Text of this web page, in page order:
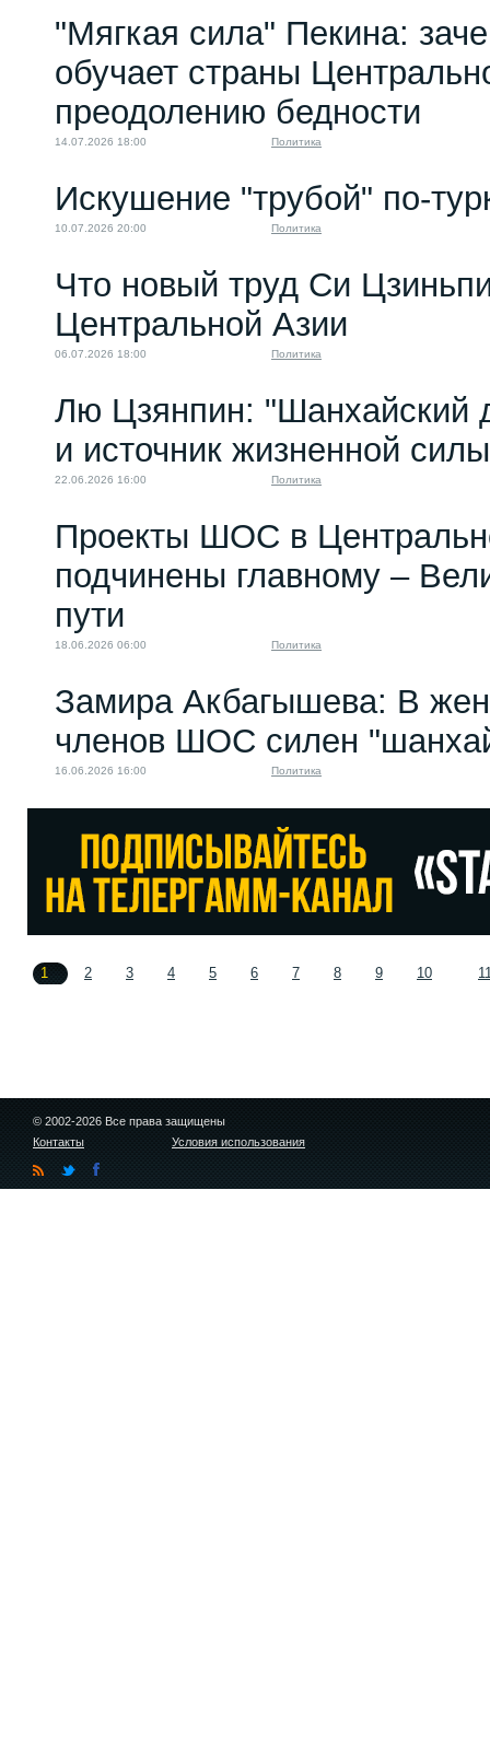
"Мягкая сила" Пекина:
обучает страны
преодолению бедности
14.07.2026 18:00 Политика
Искушение "трубой" по-
10.07.2026 20:00 Политика
Что новый труд Си
Центральной Азии
06.07.2026 18:00 Политика
Лю Цзянпин: "Шанхайский
и источник жизненной
22.06.2026 16:00 Политика
Проекты ШОС в
подчинены главному –
пути
18.06.2026 06:00 Политика
Замира Акбагышева: В
членов ШОС силен
16.06.2026 16:00 Политика
1 2 3 4 5 6 7 8 9 10
© 2002-2026 Все права защищены
Контакты
Условия использования